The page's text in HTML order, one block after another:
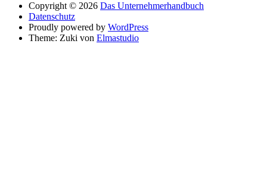
Copyright © 2026 Das Unternehmerhandbuch
Datenschutz
Proudly powered by WordPress
Theme: Zuki von Elmastudio